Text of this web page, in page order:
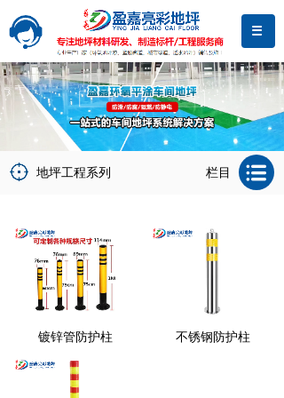
栏目
地坪工程系列
镀锌管防护柱 不锈钢防护柱